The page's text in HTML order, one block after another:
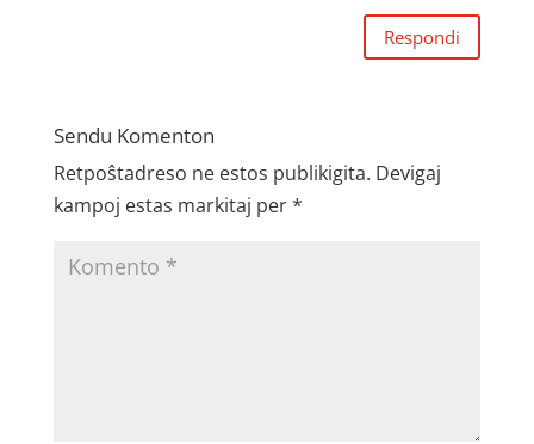
Respondi
Sendu Komenton
Retpoŝtadreso ne estos publikigita. Devigaj
kampoj estas markitaj per*